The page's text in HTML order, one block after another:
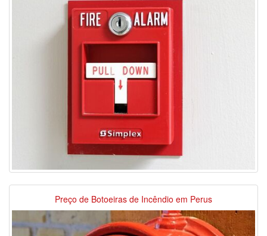
Preço de Botoeiras de Incêndio em Perus